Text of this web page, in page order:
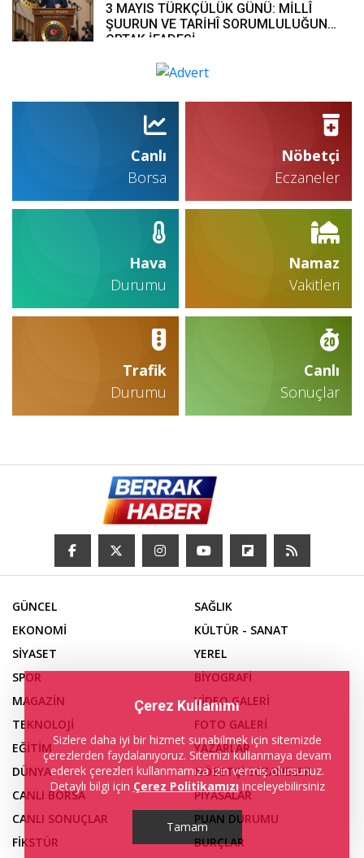
3 MAYIS TÜRKÇÜLÜK GÜNÜ: MİLLÎ
ŞUURUN VE TARİHÎ SORUMLULUĞUN
ORTAK İFADESİ
Canlı
Borsa
Nöbetçi
Eczaneler
Hava
Durumu
Namaz
Vakitleri
Trafik
Durumu
Canlı
Sonuçlar
GÜNCEL
EKONOMİ
SİYASET
SPOR
MAGAZİN
TEKNOLOJİ
EĞİTİM
DÜNYA
SAĞLIK
KÜLTÜR - SANAT
YEREL
BİYOGRAFİ
VİDEO GALERİ
FOTO GALERİ
YAZARLAR
NÖBETÇİ ECZANELER
CANLI BORSA
CANLI SONUÇLAR
FİKSTÜR
PİYASALAR
PUAN DURUMU
BURÇLAR
Çerez Kullanımı
Sizlere daha iyi bir hizmet sunabilmek için sitemizde
çerezlerden faydalanıyoruz. Sitemizi kullanmaya devam
ederek çerezleri kullanmamıza izin vermiş olursunuz.
Detaylı bilgi için Çerez Politikamızıinceleyebilirsiniz
Tamam